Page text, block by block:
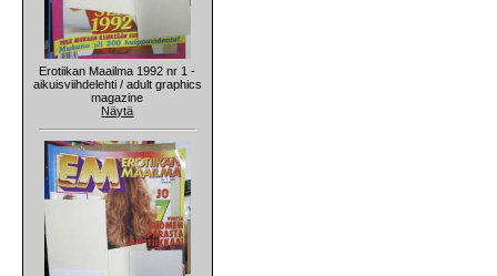
Erotiikan Maailma 1992 nr 1 -
aikuisviihdelehti / adult graphics
magazine
Näytä